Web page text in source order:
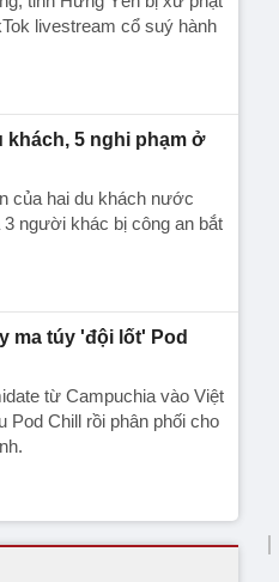
livestream cổ suý hành
khách, 5 nghi phạm ở
của hai du khách nước
người khác bị công an bắt
ma túy 'đội lốt' Pod
từ Campuchia vào Việt
Pod Chill rồi phân phối cho